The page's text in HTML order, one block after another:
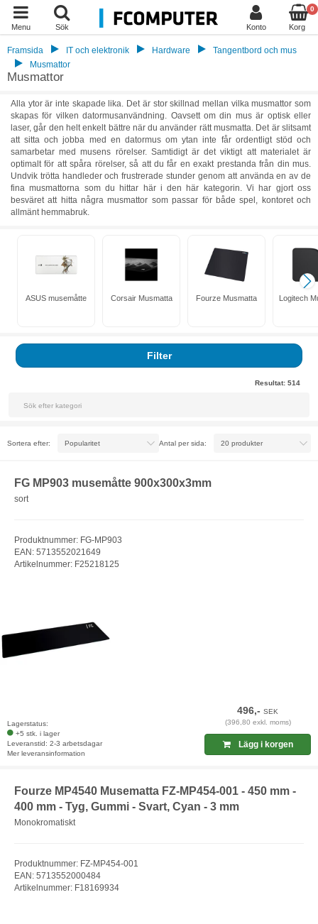
Menu Sök Konto
0
Korg
Framsida IT och elektronik Hardware
Tangentbord och mus
Musmattor
Musmattor
Alla ytor är inte skapade lika. Det är stor skillnad mellan vilka musmattor som
skapas för vilken datormusanvändning. Oavsett om din mus är optisk eller
laser, går den helt enkelt bättre när du använder rätt musmatta. Det är slitsamt
att sitta och jobba med en datormus om ytan inte får ordentligt stöd och
samarbetar med musens rörelser. Samtidigt är det viktigt att materialet är
optimalt för att spåra rörelser, så att du får en exakt prestanda från din mus.
Undvik trötta handleder och frustrerade stunder genom att använda en av de
fina musmattorna som du hittar här i den här kategorin. Vi har gjort oss
besväret att hitta några musmattor som passar för både spel, kontoret och
allmänt hemmabruk.
ASUS musemåtte Corsair Musmatta Fourze Musmatta Logitech
Filter
Resultat: 514
Sortera efter: Antal per sida:
FG MP903 musemåtte 900x300x3mm
sort
Produktnummer: FG-MP903
EAN: 5713552021649
Artikelnummer: F25218125
Lagerstatus:
+5 stk. i lager
Leveranstid: 2-3 arbetsdagar
Mer leveransinformation
496,-SEK
(396,80 exkl. moms)
Lägg i korgen
Fourze MP4540 Musematta FZ-MP454-001 - 450 mm -
400 mm - Tyg, Gummi - Svart, Cyan - 3 mm
Monokromatiskt
Produktnummer: FZ-MP454-001
EAN: 5713552000484
Artikelnummer: F18169934